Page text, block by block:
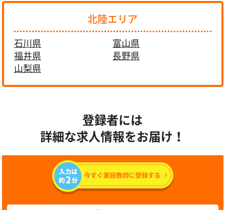
北陸エリア
石川県
富山県
福井県
長野県
山梨県
登録者には
詳細な求人情報をお届け！